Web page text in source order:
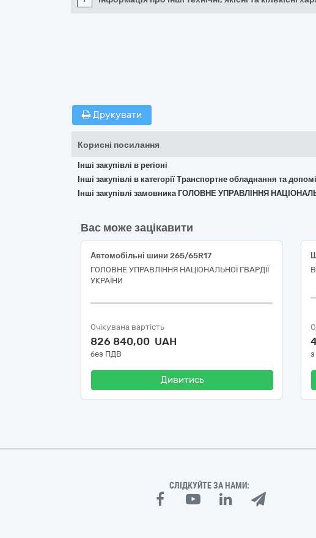
Друкувати
Корисні посилання
Інші закупівлі в регіоні
Інші закупівлі в категорії Транспортне обладнання та
Інші закупівлі замовника ГОЛОВНЕ УПРАВЛІННЯ
Вас може зацікавити
Автомобільні шини 265/65R17
ГОЛОВНЕ УПРАВЛІННЯ НАЦІОНАЛЬНОЇ ГВАРДІЇ
УКРАЇНИ
Очікувана вартість
826 840,00 UAH
без ПДВ
Дивитись
СЛІДКУЙТЕ ЗА НАМИ: